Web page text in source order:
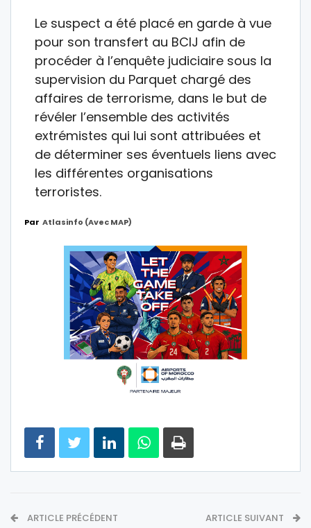
Le suspect a été placé en garde à vue
pour son transfert au BCIJ afin de
procéder à l’enquête judiciaire sous la
supervision du Parquet chargé des
affaires de terrorisme, dans le but de
révéler l’ensemble des activités
extrémistes qui lui sont attribuées et
de déterminer ses éventuels liens avec
les différentes organisations
terroristes.
Par Atlasinfo (avec MAP)
ARTICLE PRÉCÉDENT ARTICLE SUIVANT